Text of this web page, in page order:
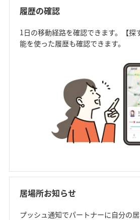
履歴の確認
1日の移動経路を確認できます。【探
能を使った履歴も確認できます。
居場所お知らせ
プッシュ通知でパートナーに自分の